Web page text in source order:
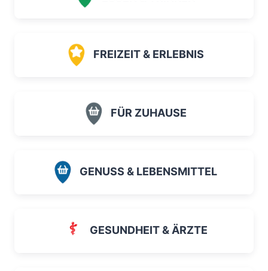
FREIZEIT & ERLEBNIS
FÜR ZUHAUSE
GENUSS & LEBENSMITTEL
GESUNDHEIT & ÄRZTE